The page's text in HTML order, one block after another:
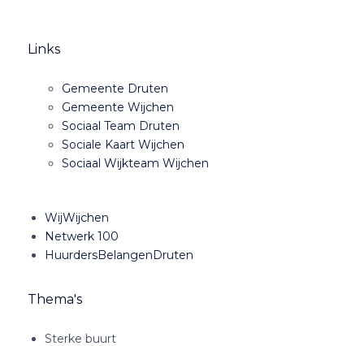
Links
Gemeente Druten
Gemeente Wijchen
Sociaal Team Druten
Sociale Kaart Wijchen
Sociaal Wijkteam Wijchen
WijWijchen
Netwerk 100
HuurdersBelangenDruten
Thema's
Sterke buurt